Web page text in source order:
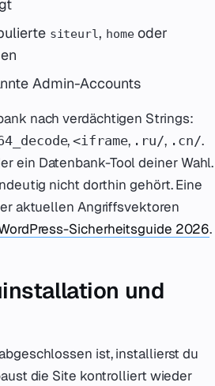
siteurl, homeoder
Admin-Accounts
nach verdächtigen Strings:
,<iframe, .ru/, .cn/.
ein Datenbank-Tool deiner Wahl.
nicht dorthin gehört. Eine
aktuellen Angriffsvektoren
Sicherheitsguide 2026.
und
ist, installierst du
die Site kontrolliert wieder